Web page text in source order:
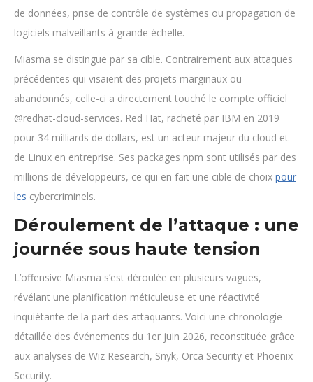
de données, prise de contrôle de systèmes ou propagation de
logiciels malveillants à grande échelle.
Miasma se distingue par sa cible. Contrairement aux attaques
précédentes qui visaient des projets marginaux ou
abandonnés, celle-ci a directement touché le compte officiel
@redhat-cloud-services. Red Hat, racheté par IBM en 2019
pour 34 milliards de dollars, est un acteur majeur du cloud et
de Linux en entreprise. Ses packages npm sont utilisés par des
millions de développeurs, ce qui en fait une cible de choix pour
les cybercriminels.
Déroulement de l’attaque : une
journée sous haute tension
L’offensive Miasma s’est déroulée en plusieurs vagues,
révélant une planification méticuleuse et une réactivité
inquiétante de la part des attaquants. Voici une chronologie
détaillée des événements du 1er juin 2026, reconstituée grâce
aux analyses de Wiz Research, Snyk, Orca Security et Phoenix
Security.